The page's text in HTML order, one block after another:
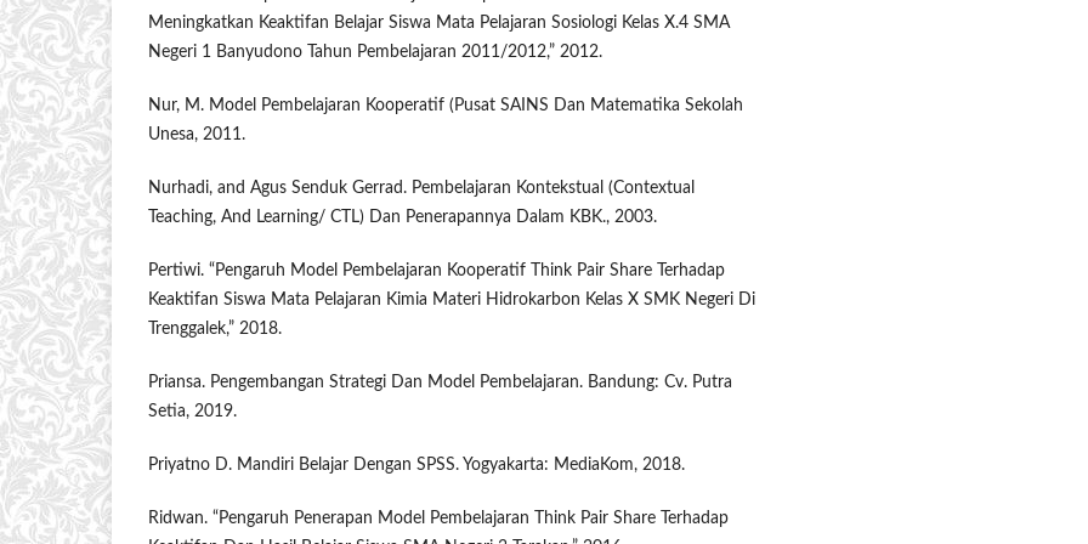
Meningkatkan Keaktifan Belajar Siswa Mata Pelajaran Sosiologi Kelas X.4 SMA
Negeri 1 Banyudono Tahun Pembelajaran 2011/2012,” 2012.
Nur, M. Model Pembelajaran Kooperatif (Pusat SAINS Dan Matematika Sekolah
Unesa, 2011.
Nurhadi, and Agus Senduk Gerrad. Pembelajaran Kontekstual (Contextual
Teaching, And Learning/ CTL) Dan Penerapannya Dalam KBK., 2003.
Pertiwi. “Pengaruh Model Pembelajaran Kooperatif Think Pair Share Terhadap
Keaktifan Siswa Mata Pelajaran Kimia Materi Hidrokarbon Kelas X SMK Negeri Di
Trenggalek,” 2018.
Priansa. Pengembangan Strategi Dan Model Pembelajaran. Bandung: Cv. Putra
Setia, 2019.
Priyatno D. Mandiri Belajar Dengan SPSS. Yogyakarta: MediaKom, 2018.
Ridwan. “Pengaruh Penerapan Model Pembelajaran Think Pair Share Terhadap